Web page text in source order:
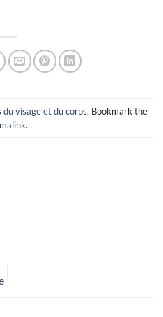
du visage et du corps. Bookmark the
.